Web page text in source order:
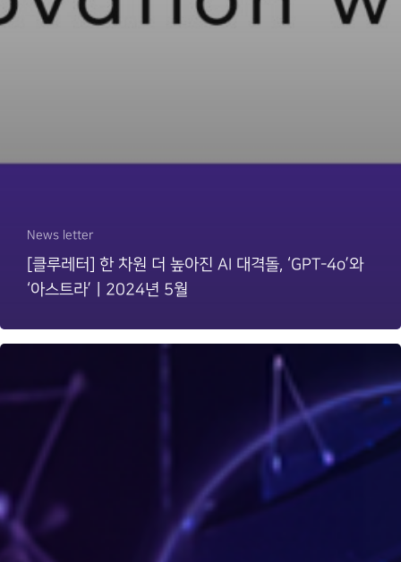
News letter
[클루레터] 한 차원 더 높아진 AI 대격돌, ‘GPT-4o’와
‘아스트라’ㅣ2024년 5월